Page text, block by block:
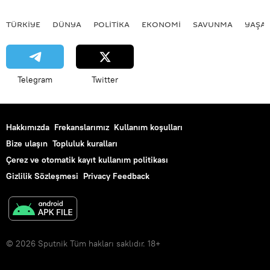
TÜRKIYE DÜNYA POLİTİKA EKONOMİ SAVUNMA
Telegram Twitter
Hakkımızda Frekanslarımız Kullanım koşulları
Bize ulaşın Topluluk kuralları
Çerez ve otomatik kayıt kullanım politikası
Gizlilik Sözleşmesi Privacy Feedback
© 2026 Sputnik Tüm hakları saklıdır. 18+